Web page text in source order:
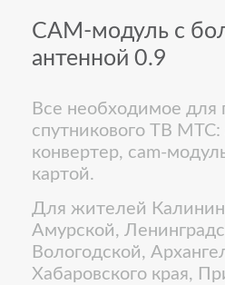
CAM-модуль с
антенной 0.9
Все необходимое для
спутникового ТВ МТС:
конвертер, cam-
картой.
Для жителей
Амурской,
Вологодской,
Хабаровского края,